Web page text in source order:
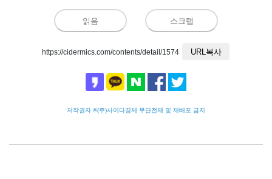
읽음 스크랩
https://cidermics.com/contents/detail/1574 URL복사
저작권자 ©(주)사이다경제 무단전재 및 재배포 금지